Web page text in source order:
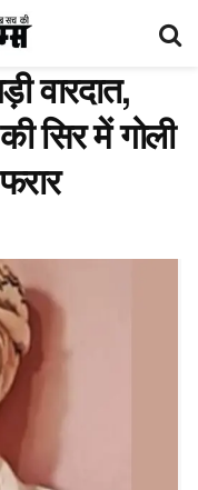
वारदात,
सिर में गोली